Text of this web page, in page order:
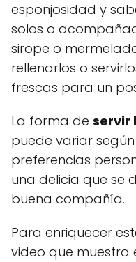
esponjosidad y
solos o
sirope o
rellenarlos o
frescas para un
La forma de servir
puede variar
preferencias
una delicia que se
buena compañía.
Para enriquecer
video que muestra